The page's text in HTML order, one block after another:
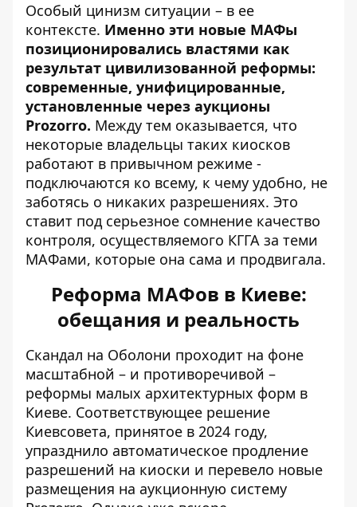
Особый цинизм ситуации – в ее
контексте. Именно эти новые МАФы
позиционировались властями как
результат цивилизованной реформы:
современные, унифицированные,
установленные через аукционы
Prozorro. Между тем оказывается, что
некоторые владельцы таких киосков
работают в привычном режиме -
подключаются ко всему, к чему удобно, не
заботясь о никаких разрешениях. Это
ставит под серьезное сомнение качество
контроля, осуществляемого КГГА за теми
МАФами, которые она сама и продвигала.
Реформа МАФов в Киеве:
обещания и реальность
Скандал на Оболони проходит на фоне
масштабной – и противоречивой –
реформы малых архитектурных форм в
Киеве. Соответствующее решение
Киевсовета, принятое в 2024 году,
упразднило автоматическое продление
разрешений на киоски и перевело новые
размещения на аукционную систему